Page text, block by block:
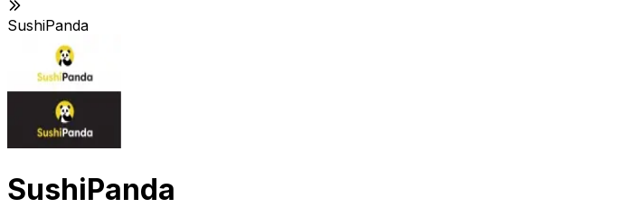
SushiPanda
SushiPanda